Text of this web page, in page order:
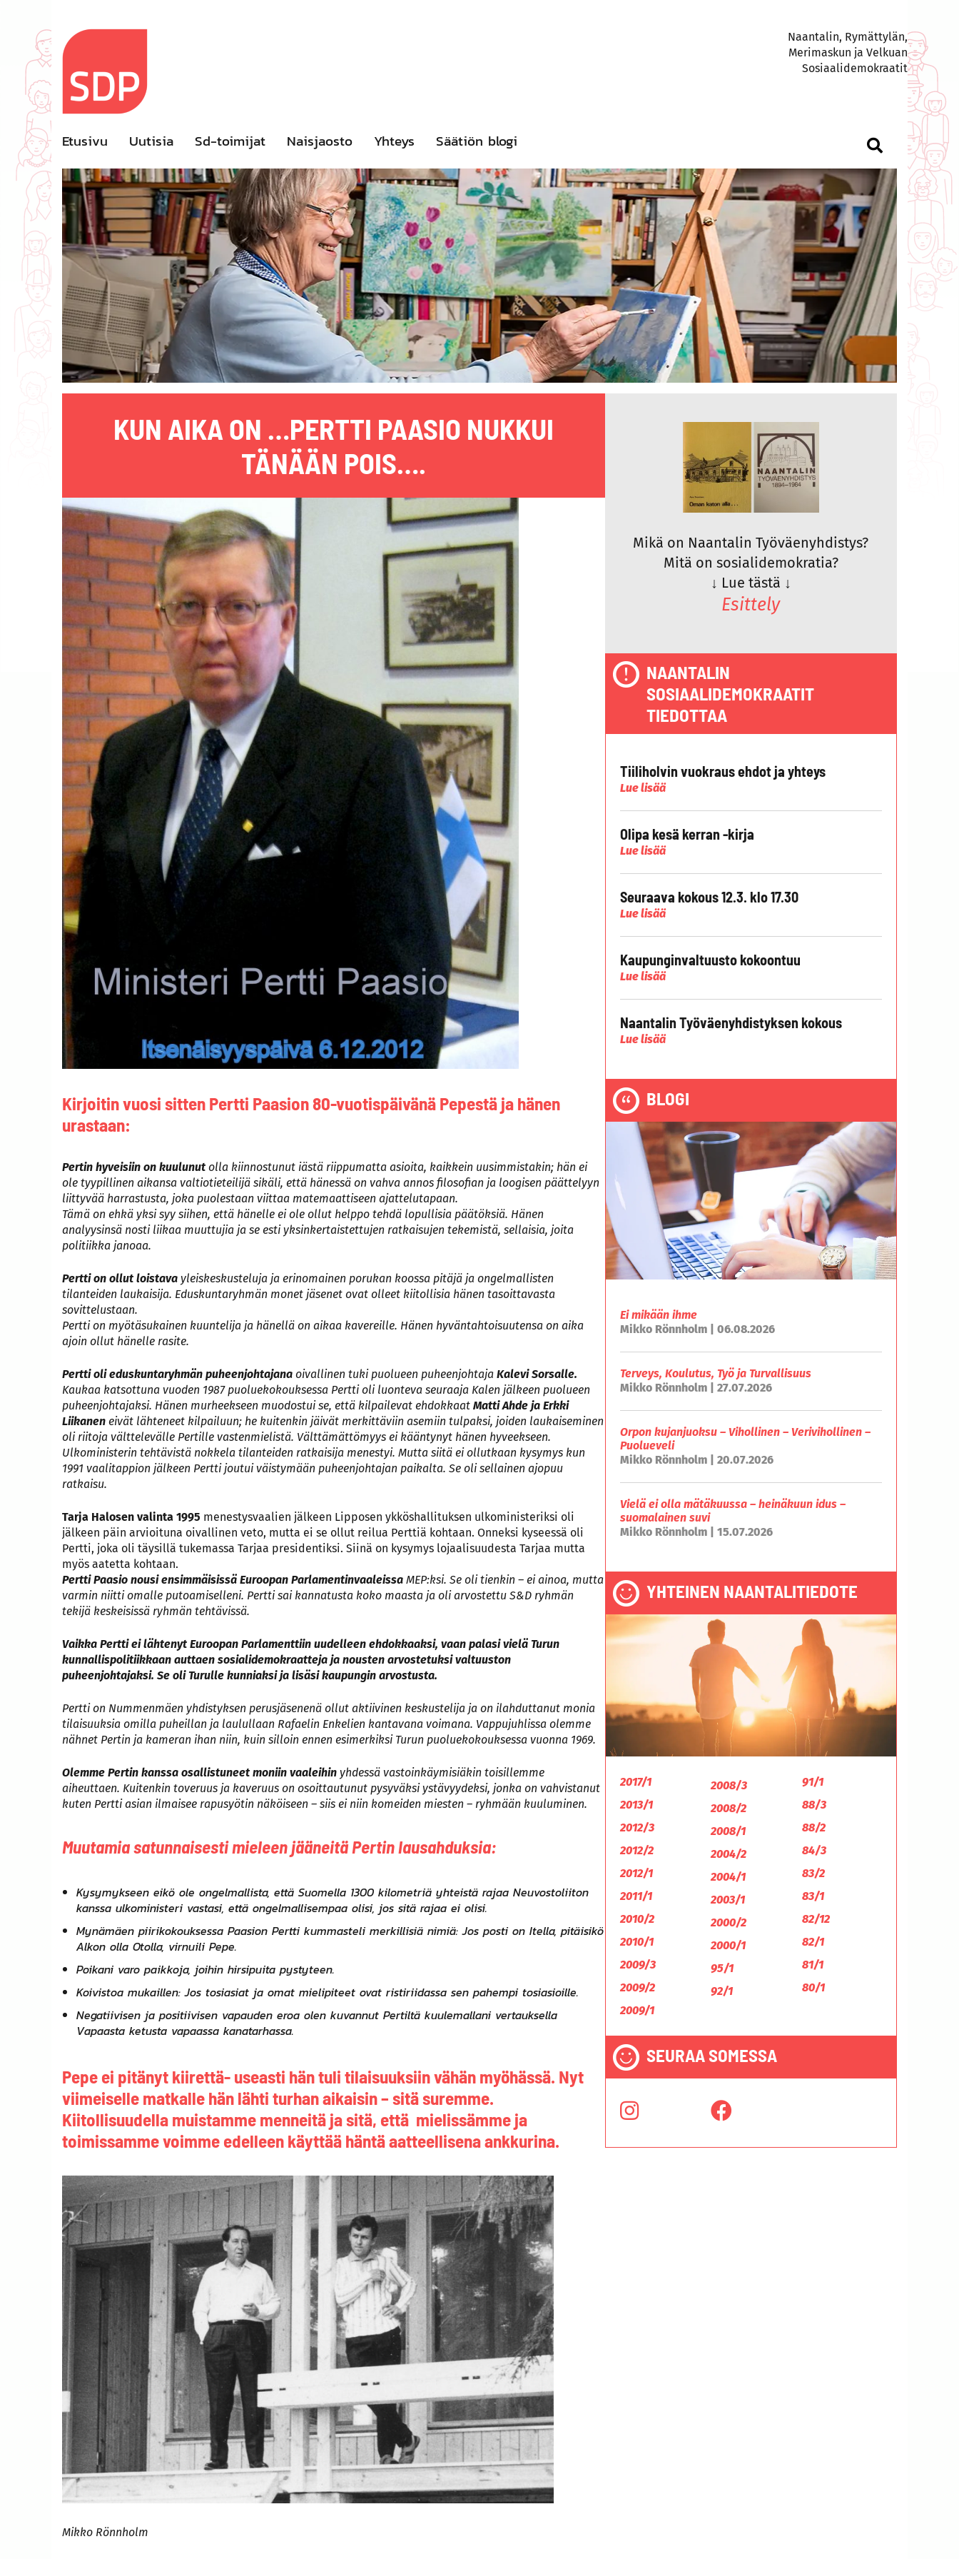
content
Naantalin, Rymättylän,
Merimaskun ja Velkuan
Sosiaalidemokraatit
Etusivu Uutisia Sd-toimijat Naisjaosto Yhteys Säätiön blogi
KUN AIKA ON …PERTTI PAASIO NUKKUI
TÄNÄÄN POIS….
Kirjoitin vuosi sitten Pertti Paasion 80-vuotispäivänä Pepestä ja hänen
urastaan:
Pertin hyveisiin on kuulunut olla kiinnostunut iästä riippumatta asioita, kaikkein uusimmistakin; hän ei
ole tyypillinen aikansa valtiotieteilijä sikäli, että hänessä on vahva annos filosofian ja loogisen päättelyyn
liittyvää harrastusta, joka puolestaan viittaa matemaattiseen ajattelutapaan.
Tämä on ehkä yksi syy siihen, että hänelle ei ole ollut helppo tehdä lopullisia päätöksiä. Hänen
analyysinsä nosti liikaa muuttujia ja se esti yksinkertaistettujen ratkaisujen tekemistä, sellaisia, joita
politiikka janoaa.
Pertti on ollut loistava yleiskeskusteluja ja erinomainen porukan koossa pitäjä ja ongelmallisten
tilanteiden laukaisija. Eduskuntaryhmän monet jäsenet ovat olleet kiitollisia hänen tasoittavasta
sovittelustaan.
Pertti on myötäsukainen kuuntelija ja hänellä on aikaa kavereille. Hänen hyväntahtoisuutensa on aika
ajoin ollut hänelle rasite.
Pertti oli eduskuntaryhmän puheenjohtajana oivallinen tuki puolueen puheenjohtaja Kalevi Sorsalle.
Kaukaa katsottuna vuoden 1987 puoluekokouksessa Pertti oli luonteva seuraaja Kalen jälkeen puolueen
puheenjohtajaksi. Hänen murheekseen muodostui se, että kilpailevat ehdokkaat Matti Ahde ja Erkki
Liikanen eivät lähteneet kilpailuun; he kuitenkin jäivät merkittäviin asemiin tulpaksi, joiden laukaiseminen
oli riitoja välttelevälle Pertille vastenmielistä. Välttämättömyys ei kääntynyt hänen hyveekseen.
Ulkoministerin tehtävistä nokkela tilanteiden ratkaisija menestyi. Mutta siitä ei ollutkaan kysymys kun
1991 vaalitappion jälkeen Pertti joutui väistymään puheenjohtajan paikalta. Se oli sellainen ajopuu
ratkaisu.
Tarja Halosen valinta 1995 menestysvaalien jälkeen Lipposen ykköshallituksen ulkoministeriksi oli
jälkeen päin arvioituna oivallinen veto, mutta ei se ollut reilua Perttiä kohtaan. Onneksi kyseessä oli
Pertti, joka oli täysillä tukemassa Tarjaa presidentiksi. Siinä on kysymys lojaalisuudesta Tarjaa mutta
myös aatetta kohtaan.
Pertti Paasio nousi ensimmäisissä Euroopan Parlamentinvaaleissa MEP:ksi. Se oli tienkin – ei ainoa, mutta
varmin niitti omalle putoamiselleni. Pertti sai kannatusta koko maasta ja oli arvostettu S&D ryhmän
tekijä keskeisissä ryhmän tehtävissä.
Vaikka Pertti ei lähtenyt Euroopan Parlamenttiin uudelleen ehdokkaaksi, vaan palasi vielä Turun
kunnallispolitiikkaan auttaen sosialidemokraatteja ja nousten arvostetuksi valtuuston
puheenjohtajaksi. Se oli Turulle kunniaksi ja lisäsi kaupungin arvostusta.
Pertti on Nummenmäen yhdistyksen perusjäsenenä ollut aktiivinen keskustelija ja on ilahduttanut monia
tilaisuuksia omilla puheillan ja laulullaan Rafaelin Enkelien kantavana voimana. Vappujuhlissa olemme
nähnet Pertin ja kameran ihan niin, kuin silloin ennen esimerkiksi Turun puoluekokouksessa vuonna 1969.
Olemme Pertin kanssa osallistuneet moniin vaaleihin yhdessä vastoinkäymisiäkin toisillemme
aiheuttaen. Kuitenkin toveruus ja kaveruus on osoittautunut pysyväksi ystävyydeksi, jonka on vahvistanut
kuten Pertti asian ilmaisee rapusyötin näköiseen – siis ei niin komeiden miesten – ryhmään kuuluminen.
Muutamia satunnaisesti mieleen jääneitä Pertin lausahduksia:
Kysymykseen eikö ole ongelmallista, että Suomella 1300 kilometriä yhteistä rajaa Neuvostoliiton
kanssa ulkoministeri vastasi, että ongelmallisempaa olisi, jos sitä rajaa ei olisi.
Mynämäen piirikokouksessa Paasion Pertti kummasteli merkillisiä nimiä: Jos posti on Itella, pitäisikö
Alkon olla Otolla, virnuili Pepe.
Poikani varo paikkoja, joihin hirsipuita pystyteen.
Koivistoa mukaillen: Jos tosiasiat ja omat mielipiteet ovat ristiriidassa sen pahempi tosiasioille.
Negatiivisen ja positiivisen vapauden eroa olen kuvannut Pertiltä kuulemallani vertauksella
Vapaasta ketusta vapaassa kanatarhassa.
Pepe ei pitänyt kiirettä- useasti hän tuli tilaisuuksiin vähän myöhässä. Nyt
viimeiselle matkalle hän lähti turhan aikaisin – sitä suremme.
Kiitollisuudella muistamme menneitä ja sitä, että mielissämme ja
toimissamme voimme edelleen käyttää häntä aatteellisena ankkurina.
Mikko Rönnholm
Mikä on Naantalin Työväenyhdistys?
Mitä on sosialidemokratia?
↓ Lue tästä ↓
Esittely
NAANTALIN
SOSIAALIDEMOKRAATIT
TIEDOTTAA
Tiiliholvin vuokraus ehdot ja yhteys
Lue lisää
Olipa kesä kerran -kirja
Lue lisää
Seuraava kokous 12.3. klo 17.30
Lue lisää
Kaupunginvaltuusto kokoontuu
Lue lisää
Naantalin Työväenyhdistyksen kokous
Lue lisää
BLOGI
Ei mikään ihme
Mikko Rönnholm | 06.08.2026
Terveys, Koulutus, Työ ja Turvallisuus
Mikko Rönnholm | 27.07.2026
Orpon kujanjuoksu – Vihollinen – Verivihollinen –
Puolueveli
Mikko Rönnholm | 20.07.2026
Vielä ei olla mätäkuussa – heinäkuun idus –
suomalainen suvi
Mikko Rönnholm | 15.07.2026
YHTEINEN NAANTALITIEDOTE
2017/1
2013/1
2012/3
2012/2
2012/1
2011/1
2010/2
2010/1
2009/3
2009/2
2009/1
2008/3
2008/2
2008/1
2004/2
2004/1
2003/1
2000/2
2000/1
95/1
92/1
91/1
88/3
88/2
84/3
83/2
83/1
82/12
82/1
81/1
80/1
SEURAA SOMESSA